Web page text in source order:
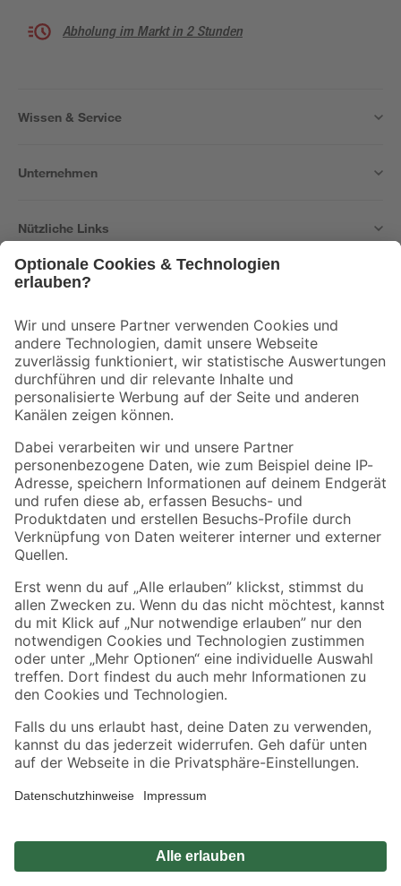
Abholung im Markt in 2 Stunden
Wissen & Service
Unternehmen
Nützliche Links
Der toom Newsletter: Keine Angebote und Aktionen mehr verpassen!
Zur Newsletter Anmeldung
Folge uns
Zahlungsarten Versandarten
Sicher einkaufen
Jetzt die toom-App herunterladen
Alle Preisangaben in EUR inkl. gesetzl. MwSt.. Die dargestellten Angebote sind unter
Umständen nicht in allen Märkten verfügbar. Die angegebenen Verfügbarkeiten beziehen
Produkte nur solange der Vorrat reicht.
*Paketversand ab 59 € versandkostenfrei, gilt nicht für Artikel mit Speditionsversand, hier
Privatsphäre Impressum
Nutzungsbedingungen
Widerrufsrecht Vertrag widerrufen